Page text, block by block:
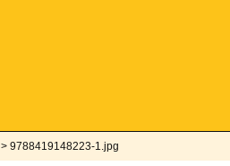
> 9788419148223-1.jpg